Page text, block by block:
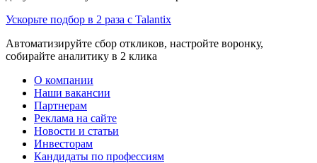
Ускорьте подбор в 2 раза с Talantix
Автоматизируйте сбор откликов, настройте воронку,
собирайте аналитику в 2 клика
О компании
Наши вакансии
Партнерам
Реклама на сайте
Новости и статьи
Инвесторам
Кандидаты по профессиям